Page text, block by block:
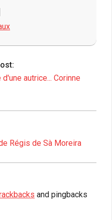
autrice... Corinne
Régis de Sà Moreira
and pingbacks